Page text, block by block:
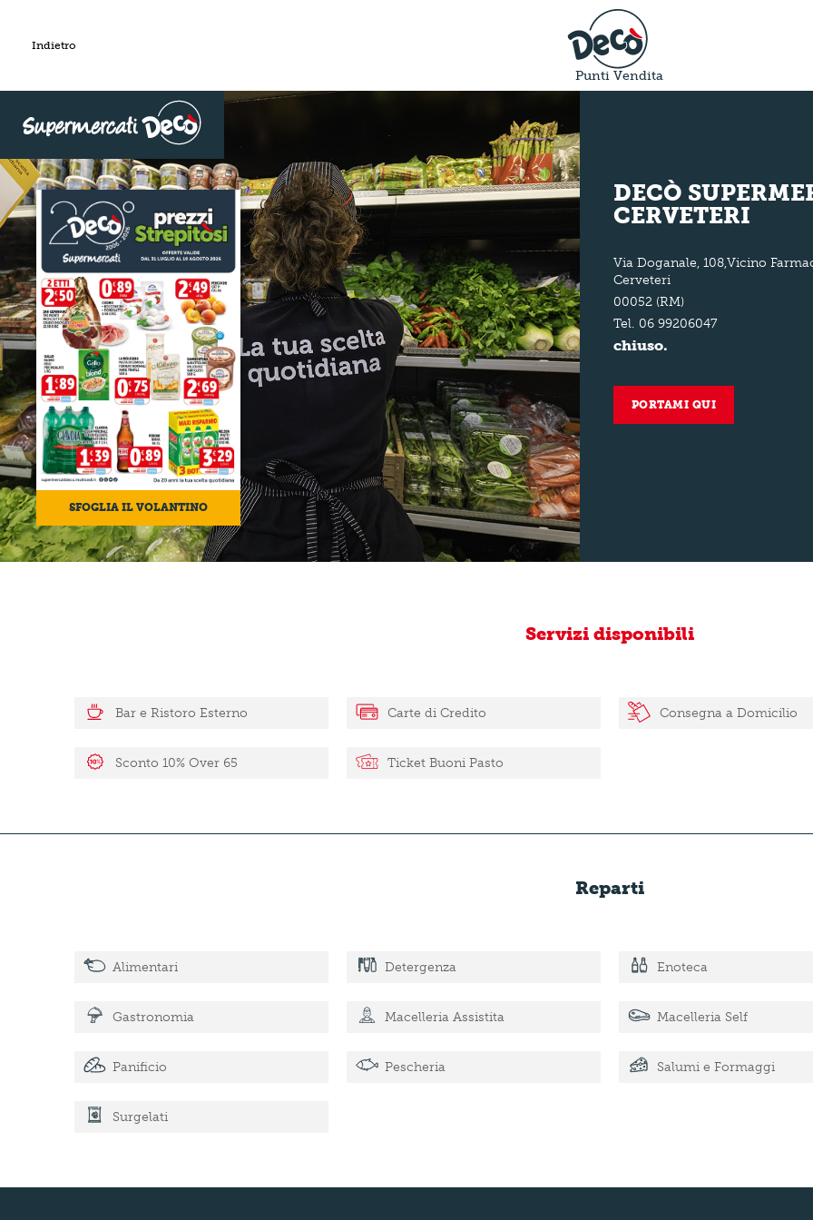
Indietro
Punti Vendita
SFOGLIA IL VOLANTINO
DECÒ
CERVETERI
Via Doganale, 108,Vicino
Cerveteri
00052 (RM)
Tel. 06 99206047
chiuso.
PORTAMI QUI
Servizi disponibili
Bar e Ristoro Esterno Carte di Credito Consegna a Domicilio
Sconto 10% Over 65 Ticket Buoni Pasto
Reparti
Alimentari Detergenza Enoteca
Gastronomia Macelleria Assistita Macelleria Self
Panificio Pescheria Salumi e Formaggi
Surgelati